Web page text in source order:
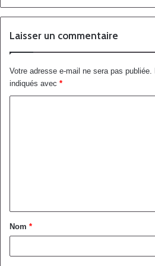
Laisser un commentaire
Votre adresse e-mail ne sera pas publiée.
indiqués avec *
Nom *